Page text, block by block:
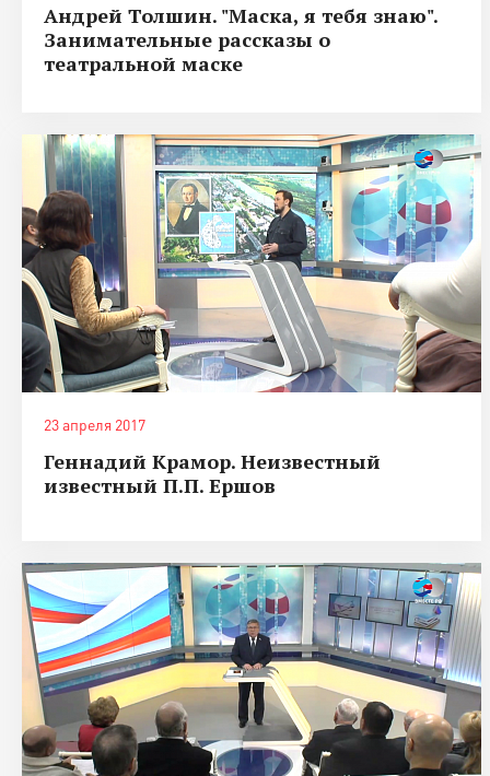
Андрей Толшин. "Маска, я тебя знаю".
Занимательные рассказы о
театральной маске
23 апреля 2017
Геннадий Крамор. Неизвестный
известный П.П. Ершов